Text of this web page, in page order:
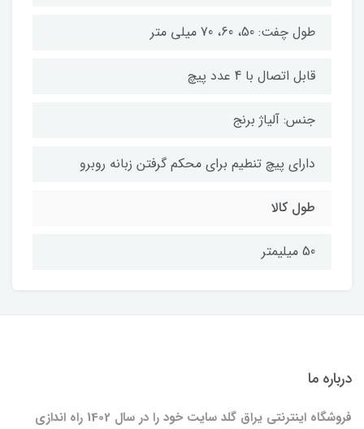
طول چفت: 50، 60، 70 میلی متر
قابل اتصال با 4 عدد پیچ
جنس: آلیاژ برنج
دارای پیچ تنطیم برای محکم گرفتن زبانه روبرو
طول کالا
50 میلیمتر
درباره ما
فروشگاه اینترنتی یراق گلد سایت خود را در سال 1402 راه اندازی